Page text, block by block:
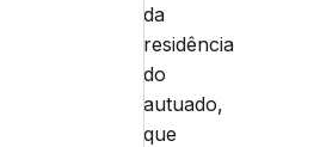
da
residência
do
autuado,
que